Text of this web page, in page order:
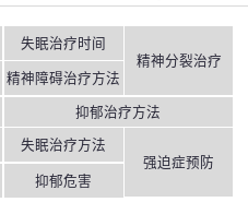
失眠治疗时间
精神障碍治疗方法
精神分裂治疗
抑郁治疗方法
失眠治疗方法
抑郁危害
强迫症预防